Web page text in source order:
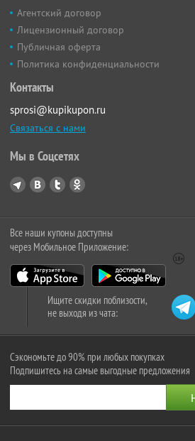
Агентский договор
Лицензионный договор
Публичная оферта
Политика конфиденциальности
Контакты
sprosi@kupikupon.ru
Связаться с нами
Мы в Соцсетях
Все наши купоны доступны
через Мобильное Приложение:
Ищите скидки поблизости,
не выходя из чата:
Сэкономьте до 90% при любых покупках
Подпишитесь на самые выгодные предложения